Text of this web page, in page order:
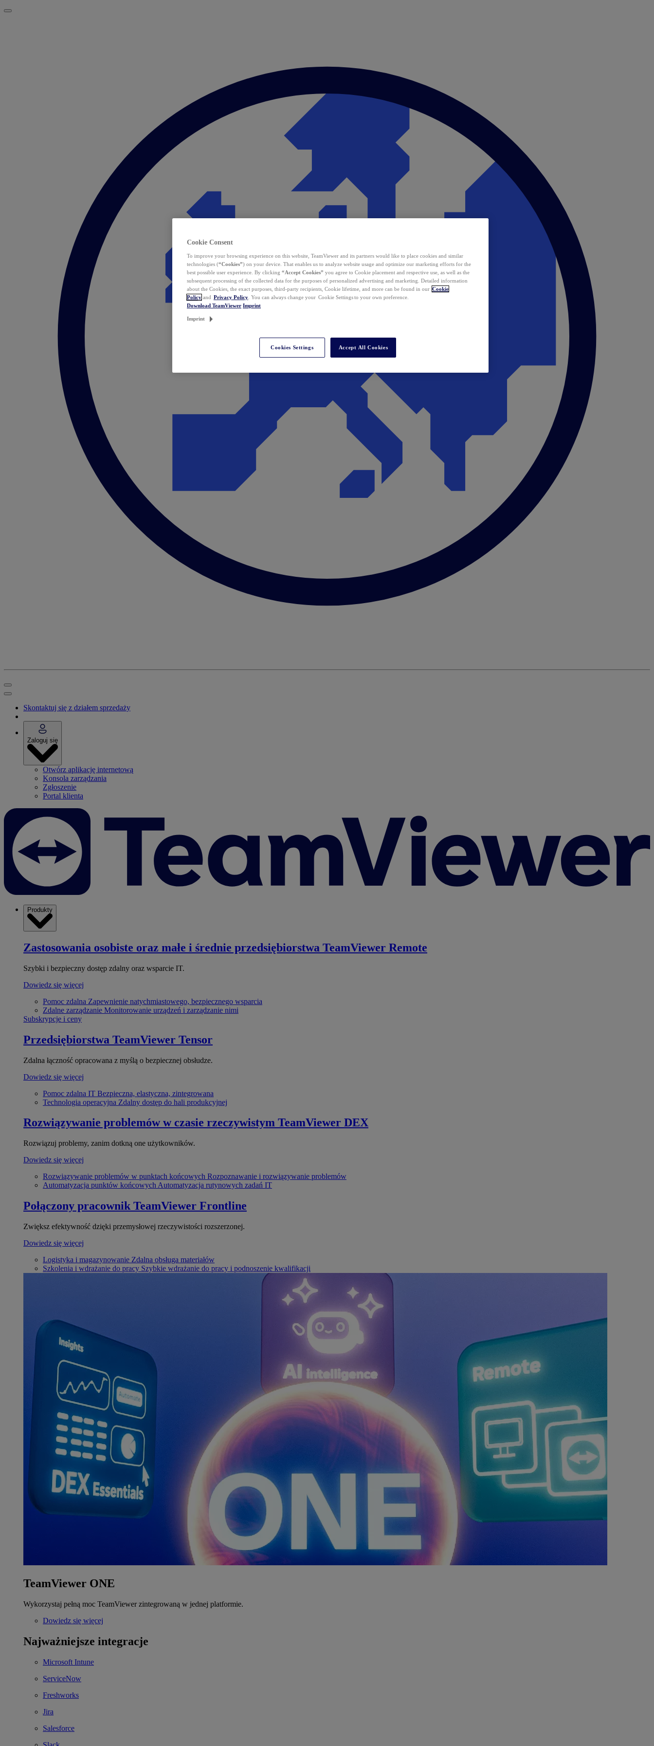
Skontaktuj się z działem sprzedaży
Zaloguj się
Otwórz aplikację internetową
Konsola zarządzania
Zgłoszenie
Portal klienta
Produkty
Zastosowania osobiste oraz małe i średnie przedsiębiorstwa TeamViewer Remote
Szybki i bezpieczny dostęp zdalny oraz wsparcie IT.
Dowiedz się więcej
Pomoc zdalna Zapewnienie natychmiastowego, bezpiecznego wsparcia
Zdalne zarządzanie Monitorowanie urządzeń i zarządzanie nimi
Subskrypcje i ceny
Przedsiębiorstwa TeamViewer Tensor
Zdalna łączność opracowana z myślą o bezpiecznej obsłudze.
Dowiedz się więcej
Pomoc zdalna IT Bezpieczna, elastyczna, zintegrowana
Technologia operacyjna Zdalny dostęp do hali produkcyjnej
Rozwiązywanie problemów w czasie rzeczywistym TeamViewer DEX
Rozwiązuj problemy, zanim dotkną one użytkowników.
Dowiedz się więcej
Rozwiązywanie problemów w punktach końcowych Rozpoznawanie i rozwiązywanie problemów
Automatyzacja punktów końcowych Automatyzacja rutynowych zadań IT
Połączony pracownik TeamViewer Frontline
Zwiększ efektywność dzięki przemysłowej rzeczywistości rozszerzonej.
Dowiedz się więcej
Logistyka i magazynowanie Zdalna obsługa materiałów
Szkolenia i wdrażanie do pracy Szybkie wdrażanie do pracy i podnoszenie kwalifikacji
TeamViewer ONE
Wykorzystaj pełną moc TeamViewer zintegrowaną w jednej platformie.
Dowiedz się więcej
Najważniejsze integracje
Microsoft Intune
ServiceNow
Freshworks
Jira
Salesforce
Cookie Consent
To improve your browsing experience on this website, TeamViewer and its partners would like to place cookies and similar
technologies (“Cookies”) on your device. That enables us to analyze website usage and optimize our marketing efforts for the
best possible user experience. By clicking “Accept Cookies” you agree to Cookie placement and respective use, as well as the
subsequent processing of the collected data for the purposes of personalized advertising and marketing. Detailed information
about the Cookies, the exact purposes, third-party recipients, Cookie lifetime, and more can be found in our Cookie
Policy and Privacy Policy . You can always change your Cookie Settings to your own preference.
Download TeamViewer Imprint
Imprint
Cookies Settings Accept All Cookies